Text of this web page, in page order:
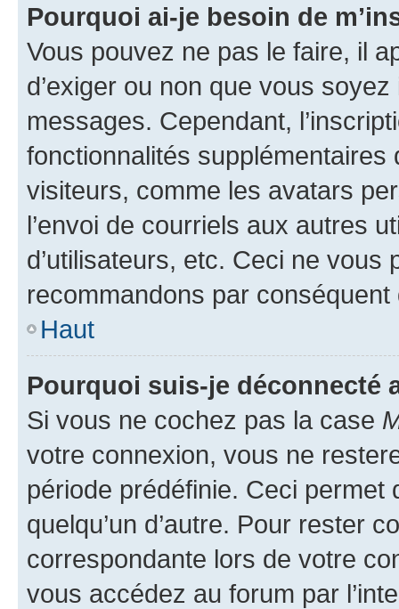
Pourquoi ai-je besoin de
Vous pouvez ne pas le faire, il
d’exiger ou non que vous
messages. Cependant,
fonctionnalités
visiteurs, comme les avatars
l’envoi de courriels aux autres
d’utilisateurs, etc. Ceci ne vous
recommandons par conséquent
Haut
Pourquoi suis-je déconnecté
Si vous ne cochez pas la case
votre connexion, vous ne
période prédéfinie. Ceci permet
quelqu’un d’autre. Pour rester
correspondante lors de votre
vous accédez au forum par